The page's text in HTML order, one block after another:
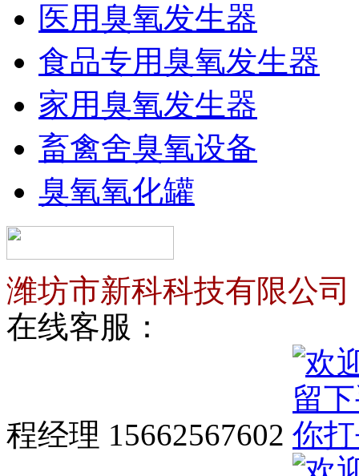
医用臭氧发生器
食品专用臭氧发生器
家用臭氧发生器
畜禽舍臭氧设备
臭氧氧化罐
潍坊市新科科技有限公司
在线客服：
程经理 15662567602